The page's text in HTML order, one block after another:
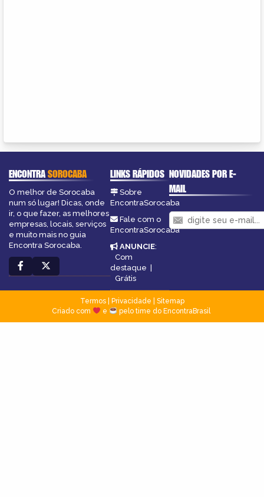
ENCONTRASOROCABA
O melhor de Sorocaba
num só lugar! Dicas, onde
ir, o que fazer, as melhores
empresas, locais, serviços
e muito mais no guia
Encontra Sorocaba.
LINKS RÁPIDOS
Sobre
EncontraSorocaba
Fale com o
EncontraSorocaba
ANUNCIE:
Com
destaque |
Grátis
NOVIDADES POR E-
MAIL
Termos| Privacidade
Sitemap
Criado com
e pelo time do EncontraBrasil